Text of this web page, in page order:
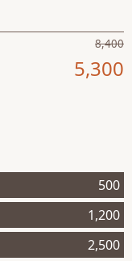
8,400
5,300
500
1,200
2,500